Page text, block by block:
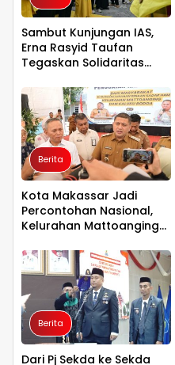
Sambut Kunjungan IAS,
Erna Rasyid Taufan
Tegaskan Solidaritas
Berita
Kota Makassar Jadi
Percontohan Nasional,
Kelurahan Mattoanging
Binaan Sadar HAM
Berita
Dari Pj Sekda ke Sekda